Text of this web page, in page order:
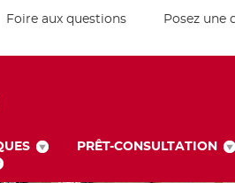
Foire aux questions Posez une
PRÊT-CONSULTATION